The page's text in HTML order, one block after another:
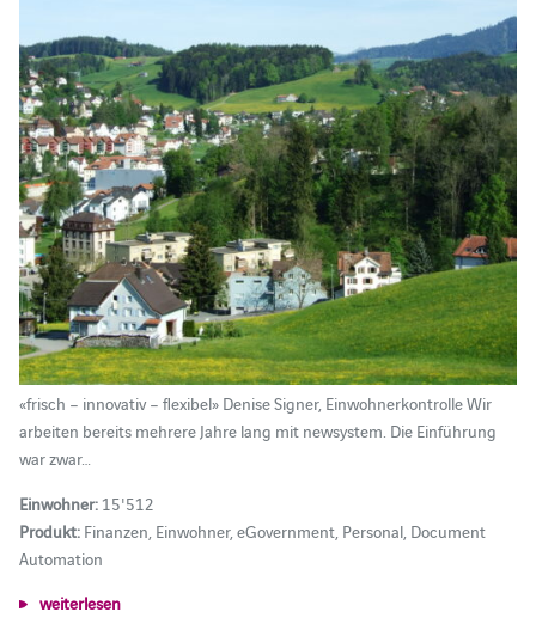
«frisch – innovativ – flexibel» Denise Signer, Einwohnerkontrolle Wir
arbeiten bereits mehrere Jahre lang mit newsystem. Die Einführung
war zwar…
Einwohner:15'512
Produkt:Finanzen, Einwohner, eGovernment, Personal, Document
Automation
weiterlesen